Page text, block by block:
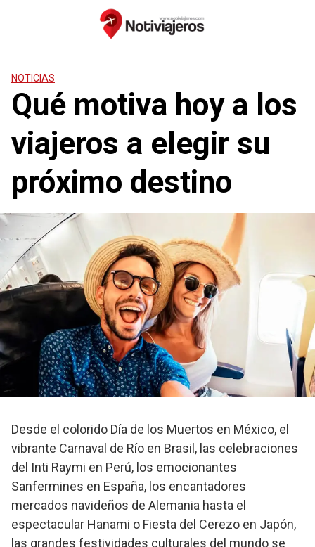
NOTICIAS
Qué motiva hoy a los
viajeros a elegir su
próximo destino
Desde el colorido Día de los Muertos en México, el
vibrante Carnaval de Río en Brasil, las celebraciones
del Inti Raymi en Perú, los emocionantes
Sanfermines en España, los encantadores
mercados navideños de Alemania hasta el
espectacular Hanami o Fiesta del Cerezo en Japón,
las grandes festividades culturales del mundo se